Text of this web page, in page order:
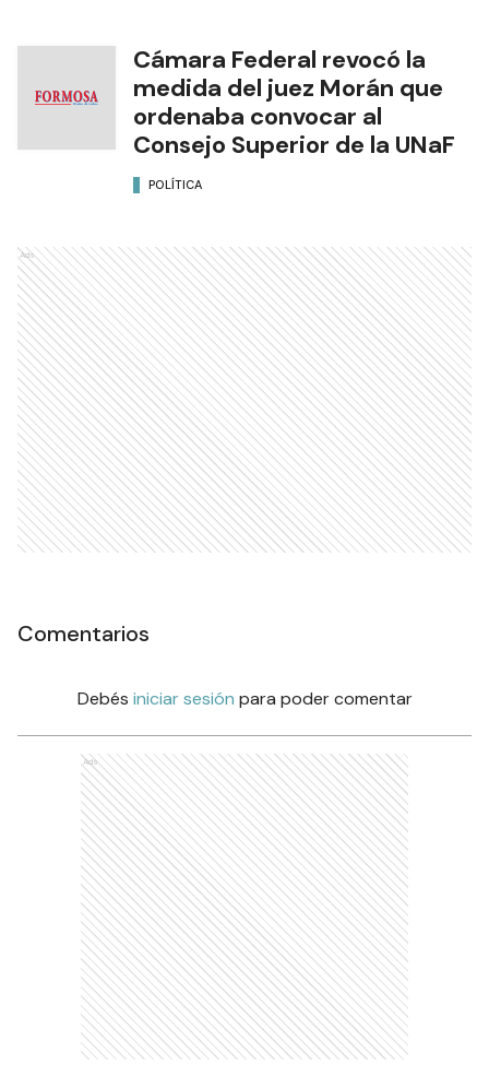
Cámara Federal revocó la
medida del juez Morán que
ordenaba convocar al
Consejo Superior de la UNaF
POLÍTICA
Ads
Comentarios
Debés iniciar sesión para poder comentar
Ads